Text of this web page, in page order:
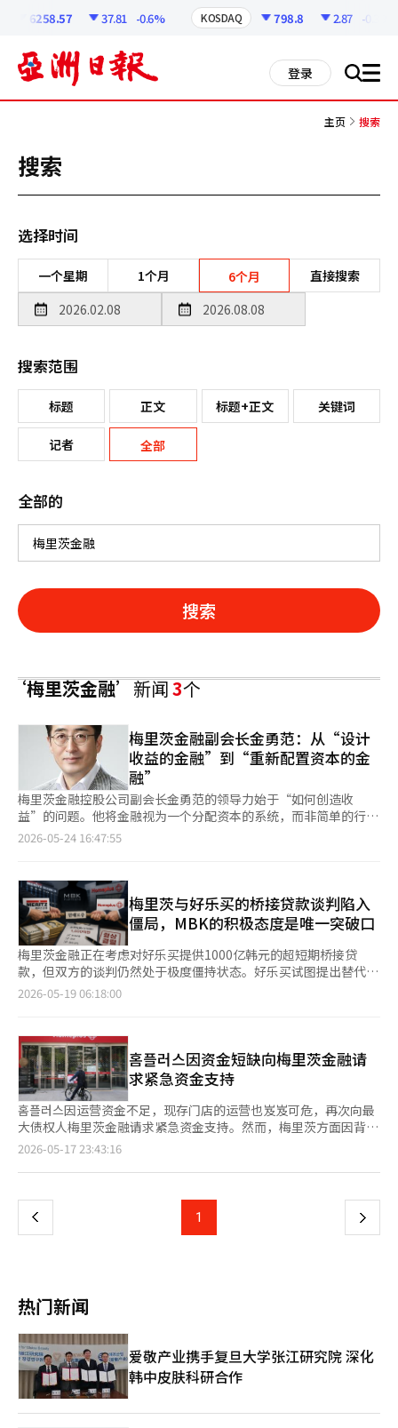
6258.57 37.81 -0.6% KOSDAQ 798.8 2.87 -0.36%
登录 搜 all
主页 搜索
搜索
选择时间
一个星期 1个月 6个月 直接搜索
搜索范围
标题 正文 标题+正文 关键词
记者 全部
全部的
搜索
‘梅里茨金融’新闻3个
梅里茨金融副会长金勇范：从“设计
收益的金融”到“重新配置资本的金
融”
梅里茨金融控股公司副会长金勇范的领导力始于“如何创造收
益”的问题。他将金融视为一个分配资本的系统，而非简单的行
业。他减少不必要的扩张，专注于高收益领域，并通过快速决策来
合为“一个梅里茨”体系，被视为最大化资本效率的结构性实验。
然而，房地产项目融资和企业金融为中心的收益结构，以及激进的
投资策略也被指出是潜在风险因素。最终，他的金融企业家精神归
结为一个问题：能否同时实现收益性和稳定性。 以收益为中心的
管理，重塑金融标准 金勇范的领导力起点明确，他认为金融的问
题在于“如何高效地运作”，而非“做得多”。这不仅仅是成本削
减或结构调整的问题，而是改变金融判断标准的过程。过去的金融
公司过于追求外部增长，认为扩大资产和市场份额即是竞争力，但
选择了“以收益为中心的管理”。这一战略简单却强大，专注于盈
利的业务，果断缩减不盈利的业务，结果使梅里茨金融成为金融控
股公司中收益性最高的公司，稳定保持着2万亿韩元的净利润，获
得了业界罕见的盈利能力。 这一战略的核心是“选择与集中”。
例如，像汽车保险这样损失率高的业务被果断缩减，而将重点放在
长期人寿保险和企业金融等高收益领域。这在短期内可能被视为风
险，但从长远来看却能形成结构性竞争力。他将金融转变为效率的
游戏，而非规模的游戏。在这一点上，金勇范的领导力是判断型
的，而非管理型的。他首先决定做什么，而不是做什么，并且这一
金勇范的战略核心不仅限于简单的收益性增强，他还在改变结构。
梅里茨金融控股公司将梅里茨财产保险和梅里茨证券完全并入的决
定就是一个象征性案例。这不仅是简单的治理结构调整，而是为了
化了资本效率，因为可以在需要时迅速将资本配置到所需之处。金
相关。资本应当配置到何处，谁来承担这一决定的责任，他对此有
明确的回答：在中央进行判断并迅速执行。 “一个梅里茨”最终
是改变金融结构的实验，不仅在口头上强调子公司之间的协同作
用，而是通过资本流动来实现。这在韩国金融界是一个罕见的模
大。然而，他愿意承担这一风险，因为分散的结构无法提供足够的
2026-05-24 16:47:55
梅里茨与好乐买的桥接贷款谈判陷入
僵局，MBK的积极态度是唯一突破口
梅里茨金融正在考虑对好乐买提供1000亿韩元的超短期桥接贷
款，但双方的谈判仍然处于极度僵持状态。好乐买试图提出替代方
案以达成协议，但证券公司普遍认为，除非MBK合伙人表现出积极
替代方案，建议以信托房地产的后续收益权作为担保。好乐买表
示，无法接受连带担保，因此愿意提供更多的房地产抵押。 目
前，好乐买的主要资产大部分已被包括梅里茨金融在内的优先金融
机构以担保信托的形式锁定。这使得好乐买无法利用资产自主筹集
额外资金。在这种情况下，投资银行（IB）行业对好乐买提出的后
续收益权担保表示“毫无实效的障眼法”。 一位投资银行业内人
士表示：“梅里茨已经掌握了该资产的优先控制权，而好乐买却想
用同一资产的后续权利作为1000亿韩元新贷款的担保，这在金融
结构上并没有提供任何额外的安全保障。”他指出，这实际上是在
在年利率6%的问题上也存在分歧。好乐买认为，由于贷款期限较
短，6%的利率负担沉重，但市场的看法却截然不同。目前，好乐
里茨）要求降低市场融资成本水平的6%利率，无疑是将负担转嫁
不确定性，也是梅里茨坚持强硬立场的原因之一。好乐买最近与哈
林方面签署了营业转让的正式合同，并正在进行详细的尽职调查。
然而，问题在于，在最终尾款到位之前，尽职调查过程中合同可能
被解除，或者最终出售可能会失败。 梅里茨方面表示：“我们深
刻认识到就业冲击的影响，并已开始审查紧急资金支持，尽力而
2026-05-19 06:18:00
홈플러스因资金短缺向梅里茨金融请
求紧急资金支持
홈플러스因运营资金不足，现存门店的运营也岌岌可危，再次向最
大债权人梅里茨金融请求紧急资金支持。然而，梅里茨方面因背信
争议等原因，表示在没有明确履行担保的情况下，难以提供额外贷
里茨已将大部分主要资产以担保信托的形式锁定，因此无法自行筹
就是梅里茨。” 近期，홈플러스在流动性危机中持续进行门店缩减
和暂停营业的措施。此前，홈플러스已出售其超市业务部门홈플러
企业一旦停止营业，几乎不可能恢复正常。如果剩余的67家门店全
部停止营业，复苏程序的持续将变得困难，最终可能转向清算程
序。” 资金困难也影响到了员工的工资支付。홈플러스尚未支付4
月份的工资，预计21日的5月份工资支付也面临困难。 홈플러스已
向梅里茨请求在홈플러스快递出售尾款到账之前，确保运营资金的
桥接贷款支持。同时，也要求在复苏程序结束前提供用于结构调整
和营业正常化的紧急运营资金（DIP）金融支持。 如果复苏失败，
后果将非常严重。홈플러스表示：“梅里茨可以通过担保资产收回
2026-05-17 23:43:16
上
页
1 下
热门新闻
爱敬产业携手复旦大学张江研究院 深化
韩中皮肤科研合作